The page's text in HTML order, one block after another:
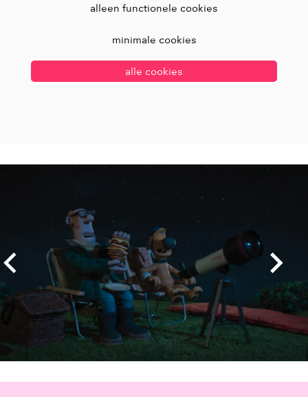
alleen functionele cookies
minimale cookies
alle cookies